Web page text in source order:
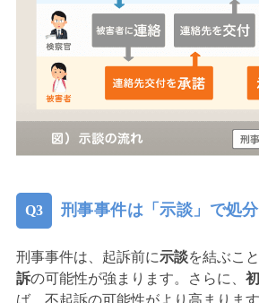
刑事事件は「示談」で処
刑事事件は、起訴前に示談を結ぶこ
訴の可能性が強まります。さらに、
ば、不起訴の可能性がより高まりま